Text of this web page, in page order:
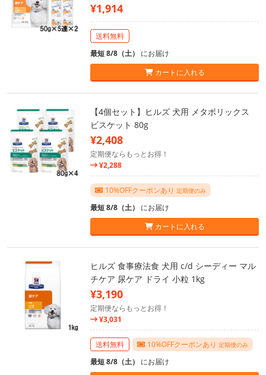
¥1,914
送料無料
最短 8/8（土） にお届け
カートに入れる
【4個セット】ヒルズ 犬用 メタボリックス
ビスケット 80g
¥2,408
定期便ならもっとお得！
¥2,288
10%OFFクーポンあり 定期便のみ
最短 8/8（土） にお届け
カートに入れる
ヒルズ 食事療法食 犬用 c/d シーディー マル
チケア 尿ケア ドライ 小粒 1kg
¥3,190
定期便ならもっとお得！
¥3,031
送料無料 10%OFFクーポンあり 定期便のみ
最短 8/8（土） にお届け